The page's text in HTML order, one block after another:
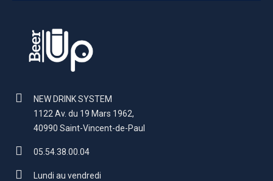
NEW DRINK SYSTEM
1122 Av. du 19 Mars 1962,
40990 Saint-Vincent-de-Paul
05.54.38.00.04
Lundi au vendredi